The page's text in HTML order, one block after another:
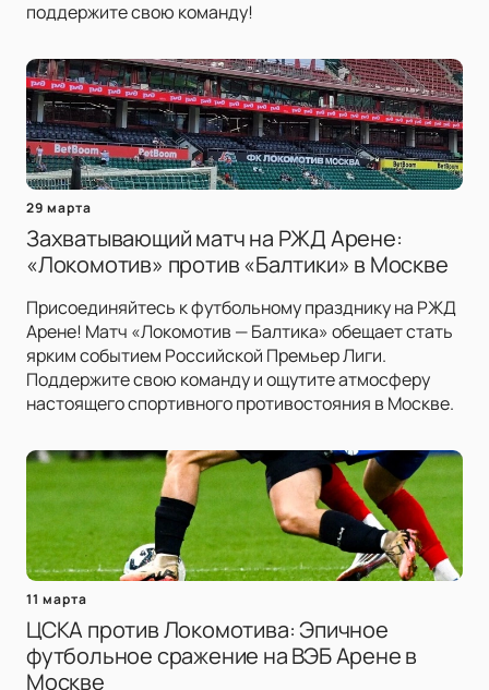
поддержите свою команду!
29 марта
Захватывающий матч на РЖД Арене:
«Локомотив» против «Балтики» в Москве
Присоединяйтесь к футбольному празднику на РЖД
Арене! Матч «Локомотив — Балтика» обещает стать
ярким событием Российской Премьер Лиги.
Поддержите свою команду и ощутите атмосферу
настоящего спортивного противостояния в Москве.
11 марта
ЦСКА против Локомотива: Эпичное
футбольное сражение на ВЭБ Арене в
Москве